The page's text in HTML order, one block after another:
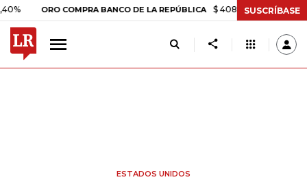
COMPRA BANCO DE LA REPÚBLICA $ 408.498,97 +$ 8.753,81
SUSCRÍBASE
ESTADOS UNIDOS